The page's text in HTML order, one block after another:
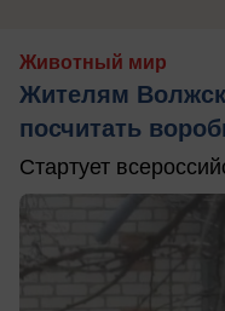
Животный мир
Жителям
посчитать
Стартует